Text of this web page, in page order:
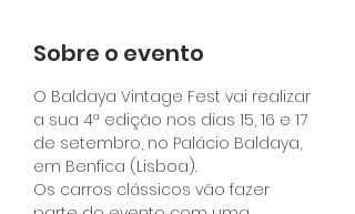
Sobre o evento
O Baldaya Vintage Fest vai realizar
a sua 4ª edição nos dias 15, 16 e 17
de setembro, no Palácio Baldaya,
em Benfica (Lisboa).
Os carros clássicos vão fazer